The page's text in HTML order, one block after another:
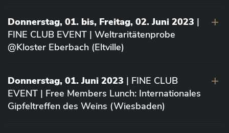
Donnerstag, 01. bis, Freitag, 02. Juni 2023 |
FINE CLUB EVENT | Weltraritätenprobe
@Kloster Eberbach (Eltville)
Donnerstag, 01. Juni 2023 | FINE CLUB
EVENT | Free Members Lunch: Internationales
Gipfeltreffen des Weins (Wiesbaden)